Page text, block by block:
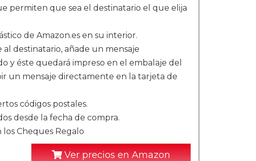
permiten que sea el destinatario el que elija
de Amazon.es en su interior.
destinatario, añade un mensaje
y éste quedará impreso en el embalaje del
un mensaje directamente en la tarjeta de
códigos postales.
desde la fecha de compra.
Cheques Regalo
Ver precios en Amazon